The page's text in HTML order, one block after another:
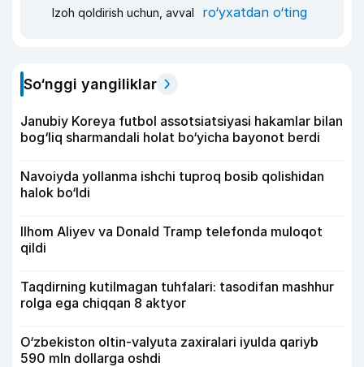
Izoh qoldirish uchun, avval ro‘yxatdan o‘ting
So‘nggi yangiliklar
Janubiy Koreya futbol assotsiatsiyasi hakamlar bilan
bog‘liq sharmandali holat bo‘yicha bayonot berdi
Navoiyda yollanma ishchi tuproq bosib qolishidan
halok bo‘ldi
Ilhom Aliyev va Donald Tramp telefonda muloqot
qildi
Taqdirning kutilmagan tuhfalari: tasodifan mashhur
rolga ega chiqqan 8 aktyor
O‘zbekiston oltin-valyuta zaxiralari iyulda qariyb
590 mln dollarga oshdi